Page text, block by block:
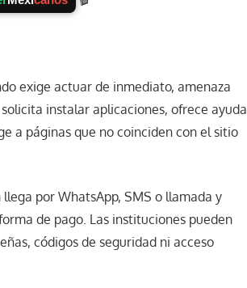
exige actuar de inmediato, amenaza
instalar aplicaciones, ofrece ayuda
a páginas que no coinciden con el sitio
por WhatsApp, SMS o llamada y
de pago. Las instituciones pueden
códigos de seguridad ni acceso